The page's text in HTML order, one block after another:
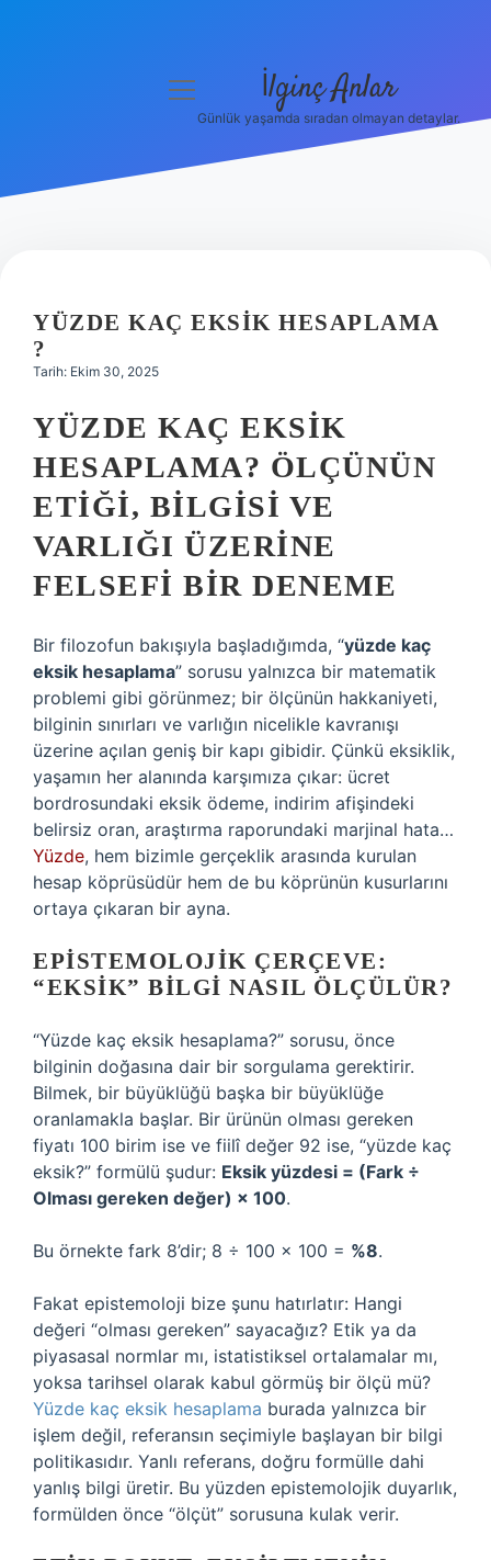
Hakkımızda
menüyü
İlginç Anlar
Günlük yaşamda sıradan olmayan detaylar.
YÜZDE KAÇ EKSIK HESAPLAMA
?
Tarih: Ekim 30, 2025
YÜZDE KAÇ EKSIK
HESAPLAMA? ÖLÇÜNÜN
ETIĞI, BILGISI VE
VARLIĞI ÜZERINE
FELSEFI BIR DENEME
Bir filozofun bakışıyla başladığımda, “yüzde kaç
eksik hesaplama” sorusu yalnızca bir matematik
problemi gibi görünmez; bir ölçünün hakkaniyeti,
bilginin sınırları ve varlığın nicelikle kavranışı
üzerine açılan geniş bir kapı gibidir. Çünkü eksiklik,
yaşamın her alanında karşımıza çıkar: ücret
bordrosundaki eksik ödeme, indirim afişindeki
belirsiz oran, araştırma raporundaki marjinal hata…
Yüzde, hem bizimle gerçeklik arasında kurulan
hesap köprüsüdür hem de bu köprünün kusurlarını
ortaya çıkaran bir ayna.
EPISTEMOLOJIK ÇERÇEVE:
“EKSIK” BILGI NASIL ÖLÇÜLÜR?
“Yüzde kaç eksik hesaplama?” sorusu, önce
bilginin doğasına dair bir sorgulama gerektirir.
Bilmek, bir büyüklüğü başka bir büyüklüğe
oranlamakla başlar. Bir ürünün olması gereken
fiyatı 100 birim ise ve fiilî değer 92 ise, “yüzde kaç
eksik?” formülü şudur: Eksik yüzdesi = (Fark ÷
Olması gereken değer) × 100.
Bu örnekte fark 8’dir; 8 ÷ 100 × 100 = %8.
Fakat epistemoloji bize şunu hatırlatır: Hangi
değeri “olması gereken” sayacağız? Etik ya da
piyasasal normlar mı, istatistiksel ortalamalar mı,
yoksa tarihsel olarak kabul görmüş bir ölçü mü?
Yüzde kaç eksik hesaplama burada yalnızca bir
işlem değil, referansın seçimiyle başlayan bir bilgi
politikasıdır. Yanlı referans, doğru formülle dahi
yanlış bilgi üretir. Bu yüzden epistemolojik duyarlık,
formülden önce “ölçüt” sorusuna kulak verir.